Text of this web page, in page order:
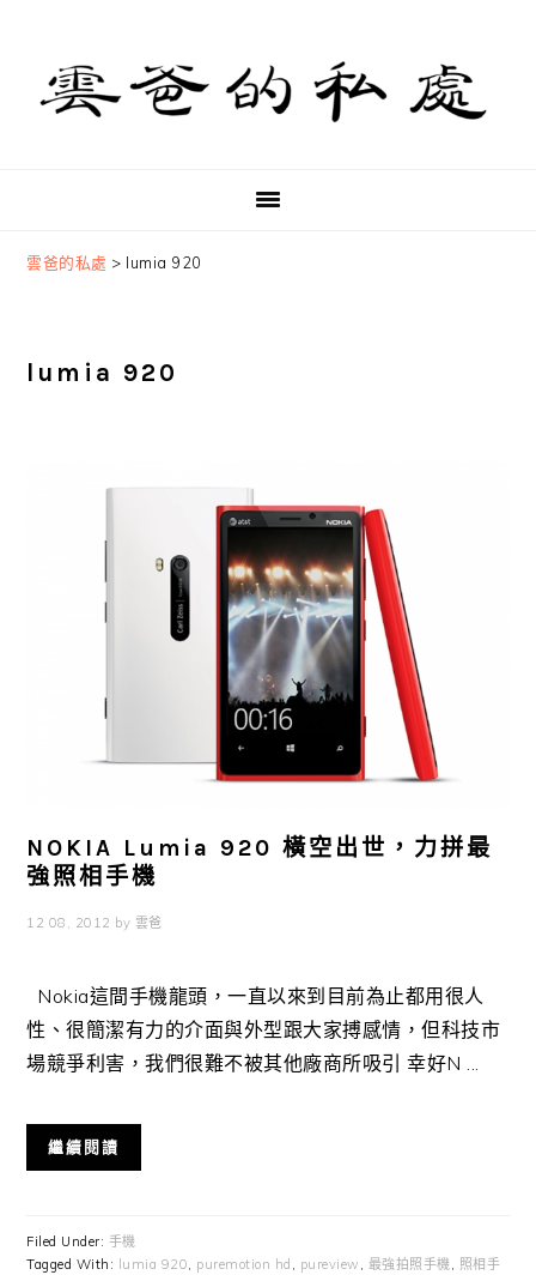
primary
navigation
content
primary
sidebar
雲爸的私處 > lumia 920
lumia 920
NOKIA Lumia 920 橫空出世，力拼最
強照相手機
12 08, 2012 by 雲爸
Nokia這間手機龍頭，一直以來到目前為止都用很人
性、很簡潔有力的介面與外型跟大家搏感情，但科技市
場競爭利害，我們很難不被其他廠商所吸引 幸好N ...
繼續閱讀
Filed Under: 手機
Tagged With:
lumia 920, puremotion hd , pureview , 最強拍照手機, 照相手